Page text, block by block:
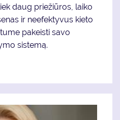
daug priežiūros, laiko
ir neefektyvus kieto
pakeisti savo
sistemą.